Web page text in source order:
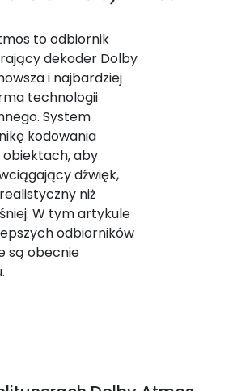
to odbiornik
dekoder Dolby
i najbardziej
technologii
System
kodowania
aby
dźwięk,
niż
W tym artykule
odbiorników
są obecnie